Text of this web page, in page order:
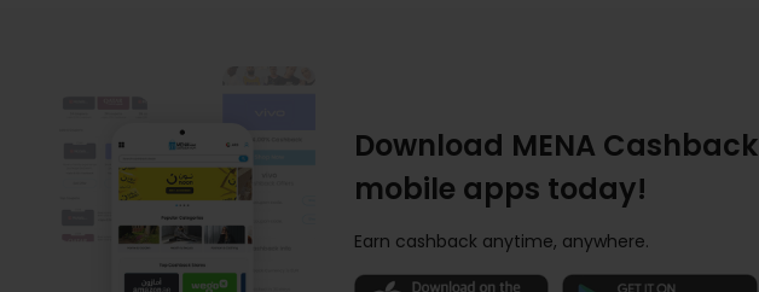
Download MENA Cashback
mobile apps today!
Earn cashback anytime, anywhere.